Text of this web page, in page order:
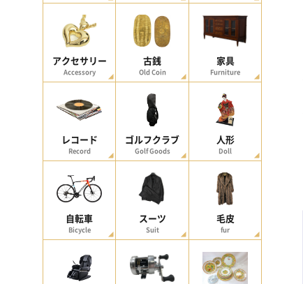
アクセサリー
Accessory
古銭
Old Coin
家具
Furniture
レコード
Record
ゴルフクラブ
Golf Goods
人形
Doll
自転車
Bicycle
スーツ
Suit
毛皮
fur